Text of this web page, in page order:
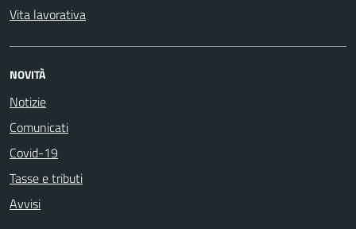
Vita lavorativa
NOVITÀ
Notizie
Comunicati
Covid-19
Tasse e tributi
Avvisi